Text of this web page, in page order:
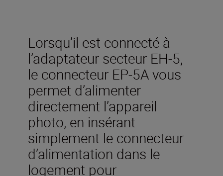
Lorsqu’il est connecté à
l’adaptateur secteur EH-5,
le connecteur EP-5A vous
permet d’alimenter
directement l’appareil
photo, en insérant
simplement le connecteur
d’alimentation dans le
logement pour